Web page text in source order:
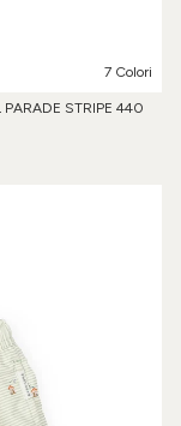
7 Colori
STRIPE 440